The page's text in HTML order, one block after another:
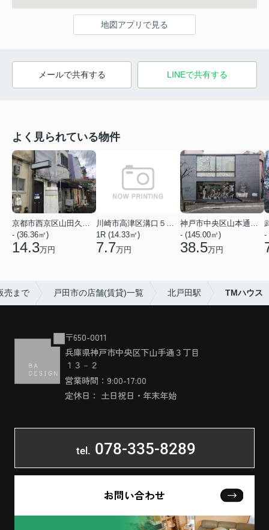
地図アプリで見る
メールで共有する LINEで共有する
よく見られている物件
- (36.36㎡)
14.3万円
1R (14.33㎡)
7.7万円
- (145.00㎡)
38.5万円
-
売まで 戸田市の店舗(賃貸)一覧 北戸田駅 TMハウス
〒650-0011
兵庫県神戸市中央区下山手通３丁目
１３－２
営業時間：9:00-17:00
定休日： 土日祝日・年末年始
tel. 078-335-8289
お問い合わせ